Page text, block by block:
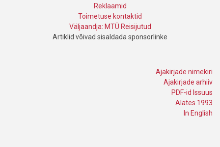
Reklaamid
Toimetuse kontaktid
Väljaandja: MTÜ Reisijutud
Artiklid võivad sisaldada sponsorlinke
Ajakirjade nimekiri
Ajakirjade arhiiv
PDF-id Issuus
Alates 1993
In English